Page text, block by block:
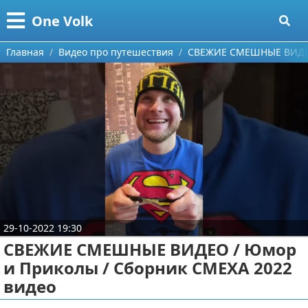
One Volk
Меню
Главная
Видео приколы
Видео про игры
Видео про автомобили
Ремонт автомобиля
Видео про путешествия
Тест-драйв
aliexpress
ebay
Поиск
О проекте
Размещение рекламы
Для правообладателей
Условия предоставления информации
Главная Видео про путешествия СВЕЖИЕ СМЕШНЫЕ
29-10-2022 19:30
СВЕЖИЕ СМЕШНЫЕ ВИДЕО / Юмор
и Приколы / Сборник СМЕХА 2022
видео